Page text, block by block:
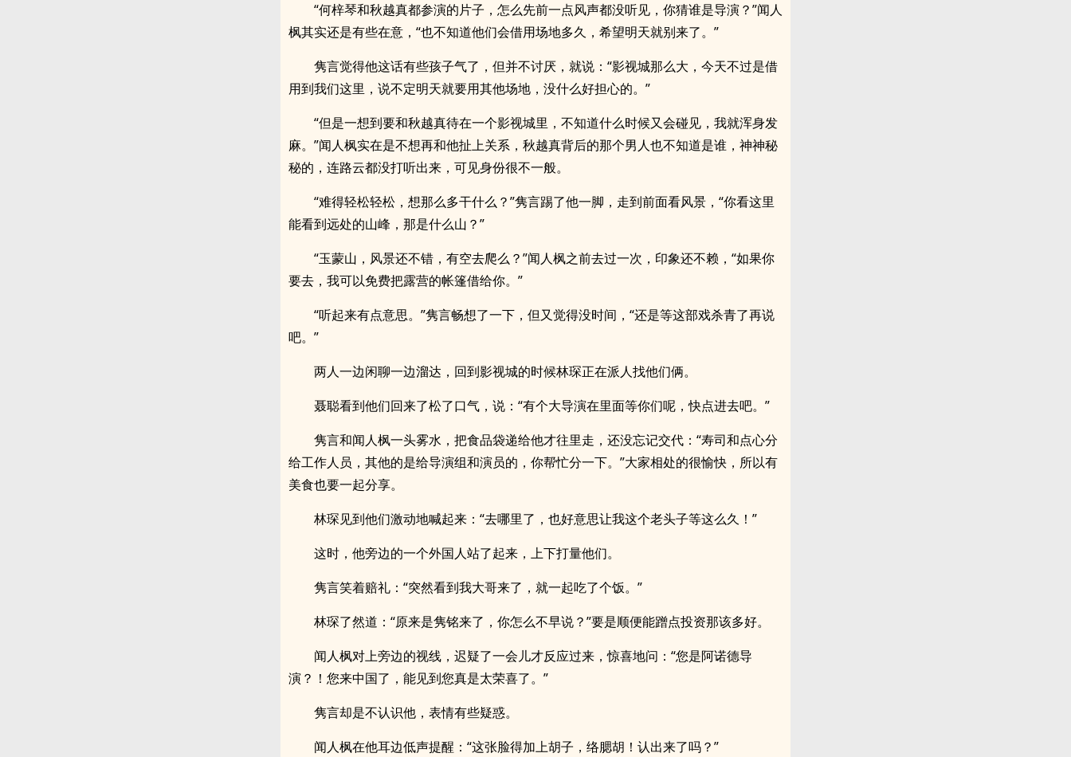
“何梓琴和秋越真都参演的片子，怎么先前一点风声都没听见，你猜谁是导演？”闻人
枫其实还是有些在意，“也不知道他们会借用场地多久，希望明天就别来了。”
隽言觉得他这话有些孩子气了，但并不讨厌，就说：“影视城那么大，今天不过是借
用到我们这里，说不定明天就要用其他场地，没什么好担心的。”
“但是一想到要和秋越真待在一个影视城里，不知道什么时候又会碰见，我就浑身发
麻。”闻人枫实在是不想再和他扯上关系，秋越真背后的那个男人也不知道是谁，神神秘
秘的，连路云都没打听出来，可见身份很不一般。
“难得轻松轻松，想那么多干什么？”隽言踢了他一脚，走到前面看风景，“你看这里
能看到远处的山峰，那是什么山？”
“玉蒙山，风景还不错，有空去爬么？”闻人枫之前去过一次，印象还不赖，“如果你
要去，我可以免费把露营的帐篷借给你。”
“听起来有点意思。”隽言畅想了一下，但又觉得没时间，“还是等这部戏杀青了再说
吧。”
两人一边闲聊一边溜达，回到影视城的时候林琛正在派人找他们俩。
聂聪看到他们回来了松了口气，说：“有个大导演在里面等你们呢，快点进去吧。”
隽言和闻人枫一头雾水，把食品袋递给他才往里走，还没忘记交代：“寿司和点心分
给工作人员，其他的是给导演组和演员的，你帮忙分一下。”大家相处的很愉快，所以有
美食也要一起分享。
林琛见到他们激动地喊起来：“去哪里了，也好意思让我这个老头子等这么久！”
这时，他旁边的一个外国人站了起来，上下打量他们。
隽言笑着赔礼：“突然看到我大哥来了，就一起吃了个饭。”
林琛了然道：“原来是隽铭来了，你怎么不早说？”要是顺便能蹭点投资那该多好。
闻人枫对上旁边的视线，迟疑了一会儿才反应过来，惊喜地问：“您是阿诺德导
演？！您来中国了，能见到您真是太荣喜了。”
隽言却是不认识他，表情有些疑惑。
闻人枫在他耳边低声提醒：“这张脸得加上胡子，络腮胡！认出来了吗？”